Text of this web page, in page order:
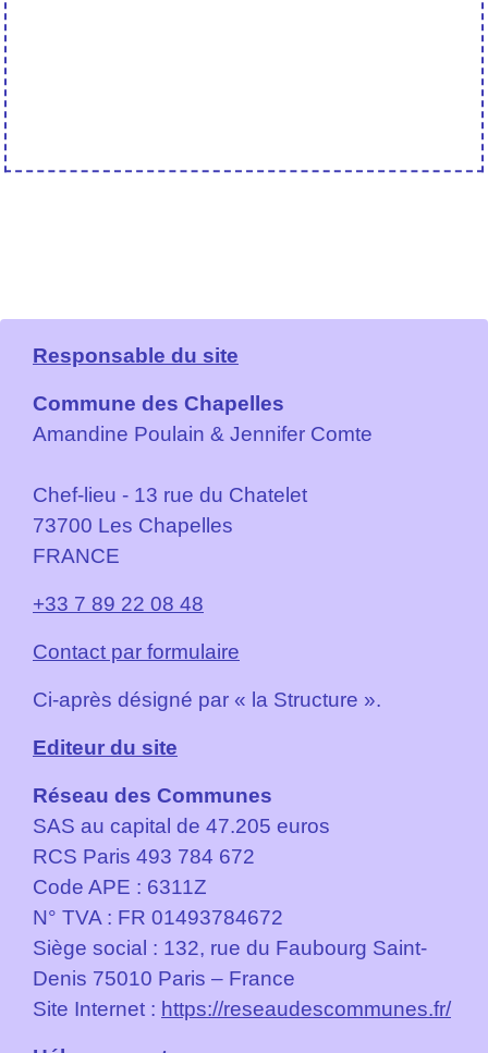
Responsable du site
Commune des Chapelles
Amandine Poulain & Jennifer Comte
Chef-lieu - 13 rue du Chatelet
73700 Les Chapelles
FRANCE
+33 7 89 22 08 48
Contact par formulaire
Ci-après désigné par « la Structure ».
Editeur du site
Réseau des Communes
SAS au capital de 47.205 euros
RCS Paris 493 784 672
Code APE : 6311Z
N° TVA : FR 01493784672
Siège social : 132, rue du Faubourg Saint-
Denis 75010 Paris – France
Site Internet : https://reseaudescommunes.fr/